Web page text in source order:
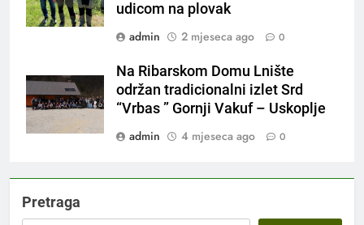
udicom na plovak
admin
2 mjeseca ago 0
Na Ribarskom Domu Lnište
održan tradicionalni izlet Srd
“Vrbas ” Gornji Vakuf – Uskoplje
admin
4 mjeseca ago 0
Pretraga